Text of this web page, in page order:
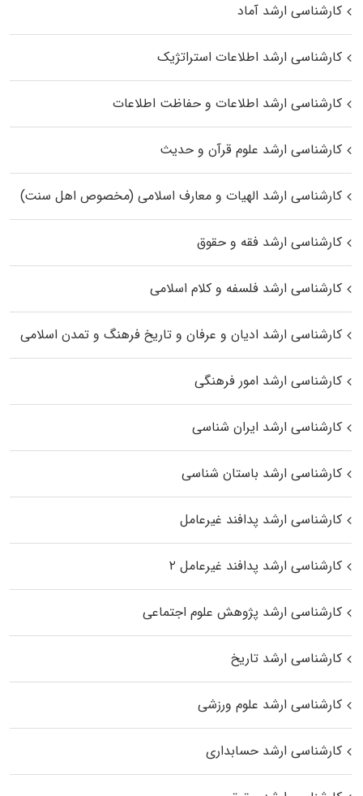
کارشناسی ارشد آماد
کارشناسی ارشد اطلاعات استراتژیک
کارشناسی ارشد اطلاعات و حفاظت اطلاعات
کارشناسی ارشد علوم قرآن و حدیث
کارشناسی ارشد الهیات و معارف اسلامی (مخصوص اهل سنت)
کارشناسی ارشد فقه و حقوق
کارشناسی ارشد فلسفه و کلام اسلامی
کارشناسی ارشد ادیان و عرفان و تاریخ فرهنگ و تمدن اسلامی
کارشناسی ارشد امور فرهنگی
کارشناسی ارشد ایران شناسی
کارشناسی ارشد باستان شناسی
کارشناسی ارشد پدافند غیرعامل
کارشناسی ارشد پدافند غیرعامل ۲
کارشناسی ارشد پژوهش علوم اجتماعی
کارشناسی ارشد تاریخ
کارشناسی ارشد علوم ورزشی
کارشناسی ارشد حسابداری